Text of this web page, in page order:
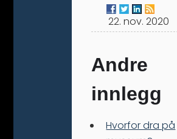
22. nov. 2020
Andre
innlegg
Hvorfor dra på